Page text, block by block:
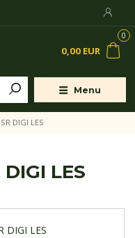
Menu
0
0,00 EUR
DIGI LES
LES